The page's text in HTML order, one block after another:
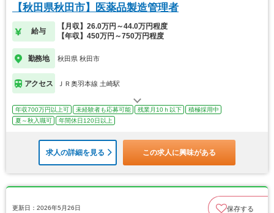
【秋田県秋田市】医薬品製造管理者
給与
【月収】26.0万円～44.0万円程度
【年収】450万円～750万円程度
勤務地 秋田県 秋田市
アクセス ＪＲ奥羽本線 土崎駅
年収700万円以上可 未経験者も応募可能 残業月10ｈ以下
積極採用中
夏～秋入職可
年間休日120日以上
求人の詳細を見る この求人に興味がある
更新日：2026年5月26日 保存する